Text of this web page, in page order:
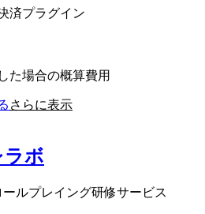
済プラグイン
た場合の概算費用
さらに表示
ラボ
ルプレイング研修サービス